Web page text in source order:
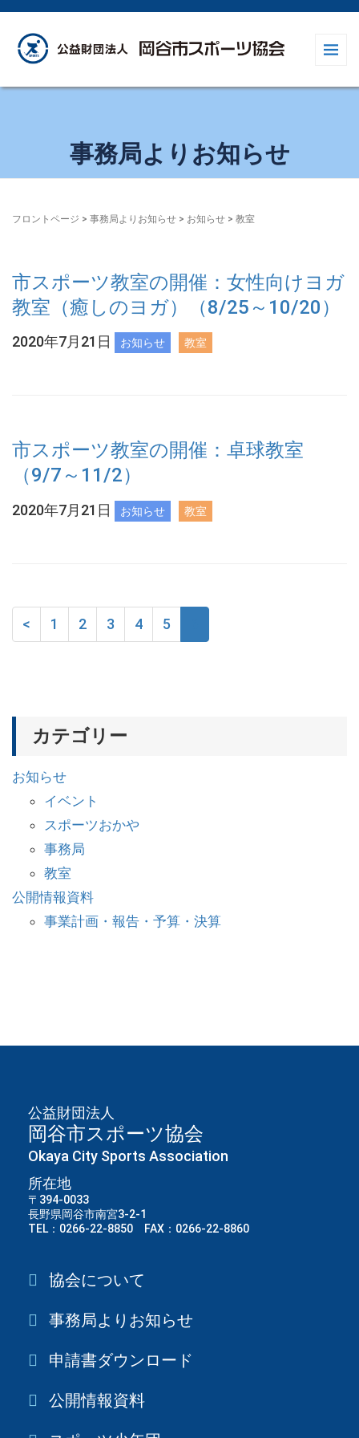
事務局よりお知らせ
フロントページ > 事務局よりお知らせ > お知らせ > 教室
市スポーツ教室の開催：女性向けヨガ
教室（癒しのヨガ）（8/25～10/20）
2020年7月21日 お知らせ 教室
市スポーツ教室の開催：卓球教室
（9/7～11/2）
2020年7月21日 お知らせ 教室
< 1 2 3 4 5
カテゴリー
お知らせ
イベント
スポーツおかや
事務局
教室
公開情報資料
事業計画・報告・予算・決算
公益財団法人
岡谷市スポーツ協会
Okaya City Sports Association
所在地
〒394-0033
長野県岡谷市南宮3-2-1
TEL：0266-22-8850 FAX：0266-22-8860
協会について
事務局よりお知らせ
申請書ダウンロード
公開情報資料